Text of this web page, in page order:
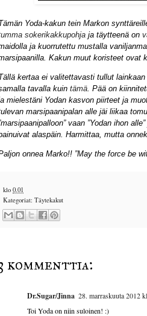
Yoda-kakun tein Markon
sokerikakkupohja ja täytteenä on
ja kuorrutettu mustalla
Kakun muut koristeet ovat
kertaa ei valitettavasti tullut
tavalla kuin tämä . Pää on
mielestäni Yodan kasvon piirteet ja
marsipaanipalan alle jäi liikaa
vaan ”Yodan ihon
alaspäin. Harmittaa, mutta
onnea Marko!! ”May the force be
klo 0.01
Kategoriat: Täytekakut
kommenttia:
Dr.Sugar/Jinna 28. marraskuuta 2012
Toi Yoda on niin suloinen! :)